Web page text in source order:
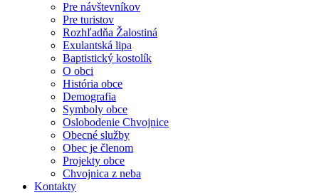
Pre návštevníkov
Pre turistov
Rozhľadňa Žalostiná
Exulantská lipa
Baptistický kostolík
O obci
História obce
Demografia
Symboly obce
Oslobodenie Chvojnice
Obecné služby
Obec je členom
Projekty obce
Chvojnica z neba
Kontakty